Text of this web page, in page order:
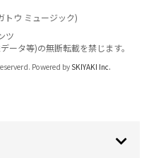
トウ ミュージック)
ツ
ータ等)の無断転載を禁じます。
Powered bySKIYAKI Inc.